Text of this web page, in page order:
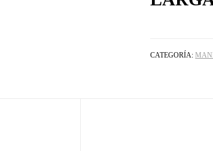
CATEGORÍA: